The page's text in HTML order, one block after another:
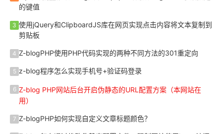
的键值
3 使用jQuery和ClipboardJS库在网页实现点击内容将文本复制到
剪贴板
4 Z-blogPHP使用PHP代码实现的两种不同方法的301重定向
5 z-blog程序怎么实现手机号+验证码登录
6 Z-blog PHP网站后台开启伪静态的URL配置方案（本网站在
用）
7 Z-blogPHP如何实现自定义文章标题颜色？